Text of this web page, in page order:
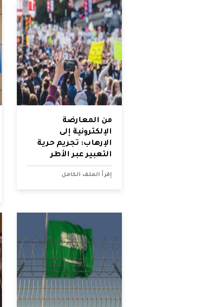
مصر
العراق
الأردن
الكويت
لبنان
ليبيا
عمان
فلسطين
قطر
السعودية
شواغر
اتصل بنا
من المعارضة
الإلكترونية إلى
الإرهاب: تجريم حرية
التعبير عبر الأطر
الأمنية في الشرق
الأوسط وشمال
إقرأ الملف الكامل